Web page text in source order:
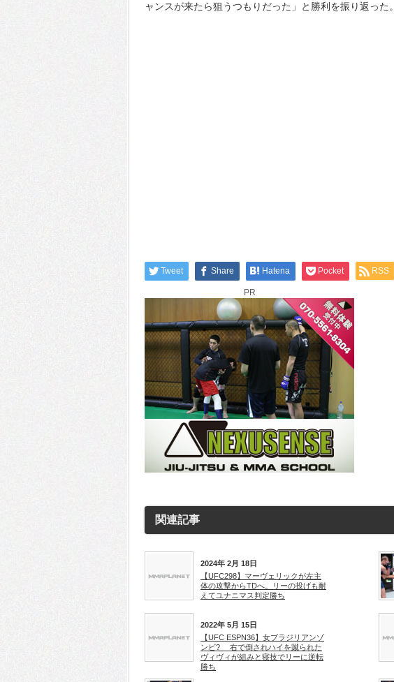
ャンスが来たら狙うつもりだった」と勝利を振り返った。
Tweet Share Hatena Pocket RSS
PR
関連記事
2024年 2月 18日
【UFC298】マーヴェリックが左主
体の攻撃からTDへ。リーの投げも耐
えてユナニマス判定勝ち
2022年 5月 15日
【UFC ESPN36】女ブラジリアンゾ
ンビ? 右で倒されハイを蹴られた
ヴィヴィが組みと寝技でリーに逆転
勝ち